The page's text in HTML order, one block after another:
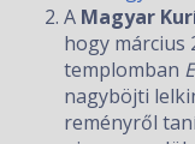
A Magyar
hogy március
templomban
nagyböjti
reményről